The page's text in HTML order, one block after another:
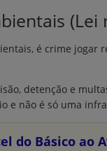
(Lei
é crime
detenção e
e não é só uma
do Básico ao